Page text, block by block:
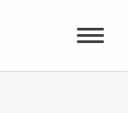
Toggle